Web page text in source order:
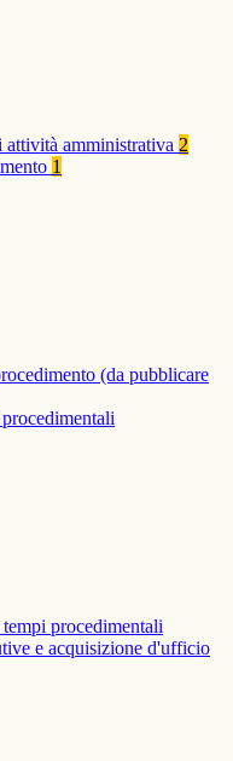
attività amministrativa 2
1
(da pubblicare
procedimentali
e acquisizione d'ufficio